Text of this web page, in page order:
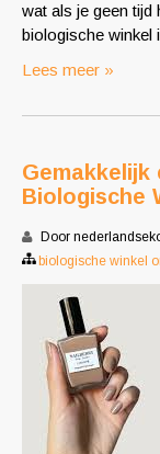
wat als je geen tijd
biologische winkel
Lees meer »
Gemakkelijk
Biologische
Door
biologische winkel